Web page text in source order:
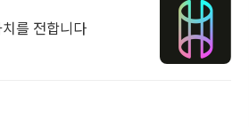
를 전합니다